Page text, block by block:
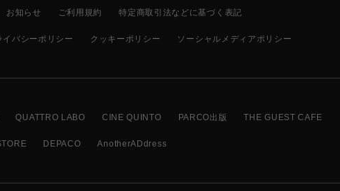
お知らせ ご利用規約 特定商取引法などに基づく表記
イバシーポリシー クッキーポリシー ソーシャルメディアポリシー
QUATTRO LABO CINE QUINTO PARCO出版 THE GUEST CAFE
DEPACO AnotherADdress